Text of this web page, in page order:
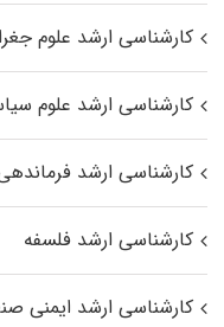
کارشناسی ارشد علوم
کارشناسی ارشد علوم
کارشناسی ارشد
کارشناسی ارشد فلسفه
کارشناسی ارشد ایمنی